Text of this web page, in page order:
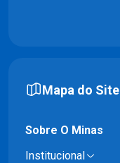
Mapa do Site
Sobre O Minas
Institucional